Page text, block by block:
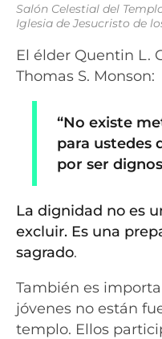
Salón Celestial del
Iglesia de Jesucristo de
El élder Quentin L.
Thomas S. Monson:
“No existe
para ustedes
por ser
La dignidad no es
excluir. Es una
sagrado.
También es
jóvenes no están
templo. Ellos